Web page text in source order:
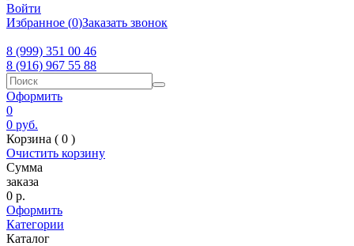
Войти
Избранное (0)Заказать звонок
8 (999) 351 00 46
8 (916) 967 55 88
Оформить
0
0 руб.
Корзина ( 0 )
Очистить корзину
Сумма
заказа
0 р.
Оформить
Категории
Каталог